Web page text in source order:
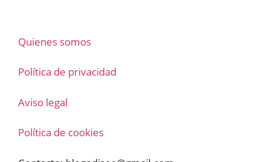
Quienes somos
Política de privacidad
Aviso legal
Política de cookies